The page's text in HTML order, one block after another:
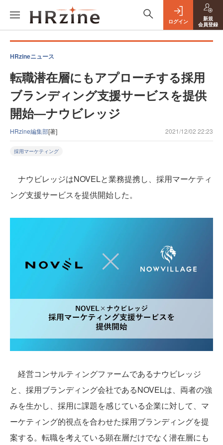
ログイン
新規
会員登録
HRzineニュース
転職潜在層にもアプローチする採用
ブランディング支援サービスを提供
開始―ナウビレッジ
HRzine編集部[著] 2021/12/02 22:23
採用マーケティング
ナウビレッジはNOVELと業務提携し、採用マーケティ
ング支援サービスを提供開始した。
経営コンサルティングファームであるナウビレッジ
と、採用ブランディング会社であるNOVELは、両者の強
みを生かし、採用に課題を感じている企業に対して、マ
ーケティング的視点を合わせた採用ブランディングを提
案する。転職を考えている顕在層だけでなく潜在層にも